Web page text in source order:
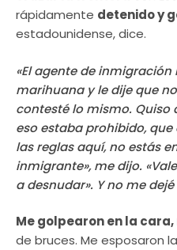
rápidamente detenido y
estadounidense, dice.
«El agente de
marihuana y le dije que
contesté lo mismo. Quiso
eso estaba prohibido, que
las reglas aquí, no estás
inmigrante», me dijo.
a desnudar». Y no me
Me golpearon en la
de bruces. Me esposaron